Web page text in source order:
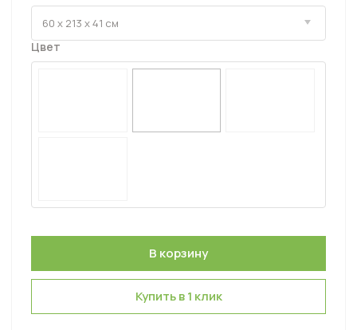
Цвет
Купить в 1 клик